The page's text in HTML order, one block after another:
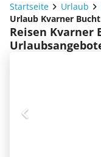
Startseite Urlaub
Urlaub Kvarner Bucht
Reisen Kvarner